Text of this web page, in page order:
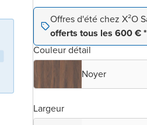
Offres d'été chez X²O
offerts tous les 600 € *
Couleur détail
Noyer
Largeur